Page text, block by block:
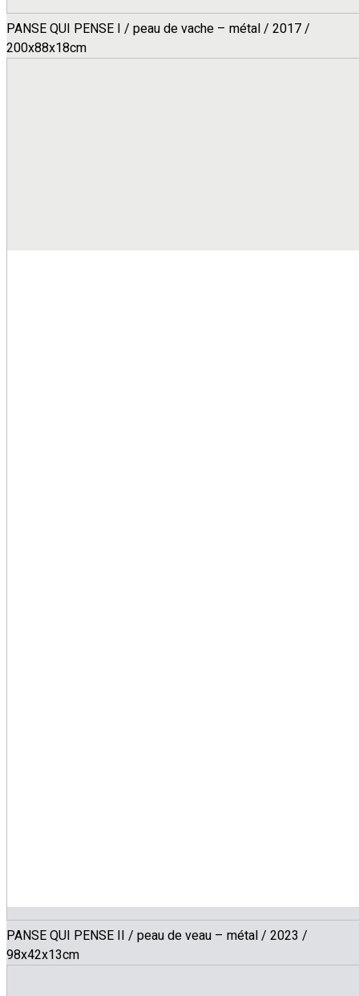
PANSE QUI PENSE I / peau de vache – métal / 2017 /
200x88x18cm
PANSE QUI PENSE II / peau de veau – métal / 2023 /
98x42x13cm